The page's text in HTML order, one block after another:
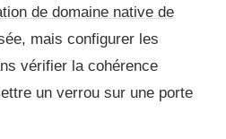
de domaine native de
mais configurer les
vérifier la cohérence
un verrou sur une porte